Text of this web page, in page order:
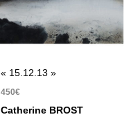
« 15.12.13 »
450€
Catherine BROST